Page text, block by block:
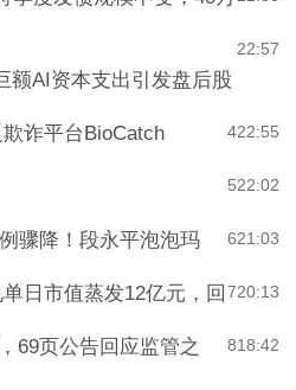
22:57
额AI资本支出引发盘后股
22:55
4
诈平台BioCatch
22:02
5
21:03
6
骤降！段永平泡泡玛
20:13
7
日市值蒸发12亿元，回
18:42
8
69页公告回应监管之